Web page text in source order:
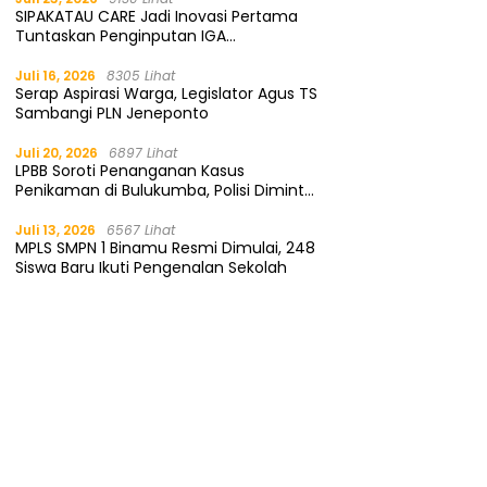
SIPAKATAU CARE Jadi Inovasi Pertama
Tuntaskan Penginputan IGA
Juli 16, 2026 8305 Lihat
Serap Aspirasi Warga, Legislator Agus TS
Sambangi PLN Jeneponto
Juli 20, 2026 6897 Lihat
LPBB Soroti Penanganan Kasus
Penikaman di Bulukumba, Polisi Diminta
Juli 13, 2026 6567 Lihat
MPLS SMPN 1 Binamu Resmi Dimulai, 248
Siswa Baru Ikuti Pengenalan Sekolah